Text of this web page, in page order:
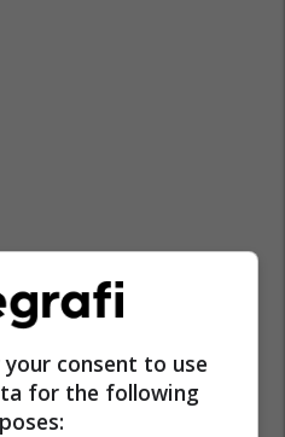
consent to use
for the following